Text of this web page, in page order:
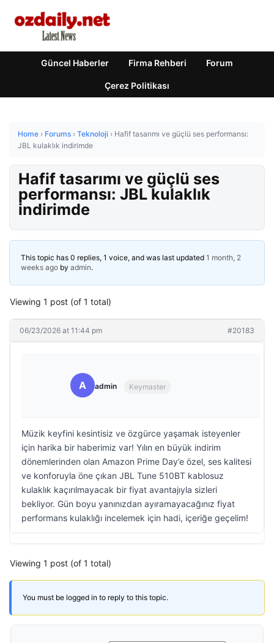
Güncel Haberler Firma Rehberi Forum
Çerez Politikası
Home › Forums › Teknoloji › Hafif tasarımı ve güçlü ses performansı:
JBL kulaklık indirimde
Hafif tasarımı ve güçlü ses
performansı: JBL kulaklık
indirimde
This topic has 0 replies, 1 voice, and was last updated 1 month, 2
weeks ago by admin.
Viewing 1 post (of 1 total)
06/23/2026 at 11:44 pm #20183
A admin Keymaster
Müzik keyfini kesintisiz ve özgürce yaşamak isteyenler
için harika bir haberimiz var! Yılın en büyük indirim
dönemlerinden olan Amazon Prime Day’e özel, ses kalitesi
ve konforuyla öne çıkan JBL Tune 510BT kablosuz
kulaklık kaçırılmayacak bir fiyat avantajıyla sizleri
bekliyor. Gün boyu yanınızdan ayıramayacağınız fiyat
performans kulaklığı incelemek için hadi, içeriğe geçelim!
Viewing 1 post (of 1 total)
You must be logged in to reply to this topic.